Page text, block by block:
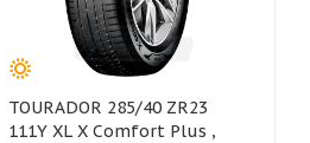
TOURADOR 285/40 ZR23
111Y XL X Comfort Plus ,